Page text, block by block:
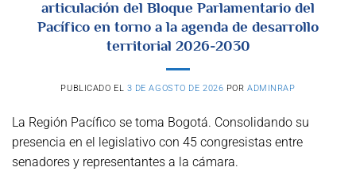
articulación del Bloque Parlamentario del
Pacífico en torno a la agenda de desarrollo
territorial 2026-2030
PUBLICADO EL 3 DE AGOSTO DE 2026 PORADMINRAP
La Región Pacífico se toma Bogotá. Consolidando su
presencia en el legislativo con 45 congresistas entre
senadores y representantes a la cámara.